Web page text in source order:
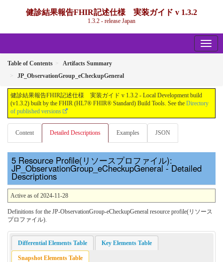
健診結果報告FHIR記述仕様 実装ガイド v 1.3.2
1.3.2 - release Japan
Table of Contents
Artifacts Summary
JP_ObservationGroup_eCheckupGeneral
健診結果報告FHIR記述仕様 実装ガイド v 1.3.2 - Local Development build
(v1.3.2) built by the FHIR (HL7® FHIR® Standard) Build Tools. See the Directory
of published versions
Content Detailed Descriptions Examples JSON
Resource Profile(リソースプロファイル):
JP_ObservationGroup_eCheckupGeneral - Detailed
Descriptions
Active as of 2024-11-28
Definitions for the JP-ObservationGroup-eCheckupGeneral resource profile(リソース
プロファイル).
Differential Elements Table Key Elements Table
Snapshot Elements Table